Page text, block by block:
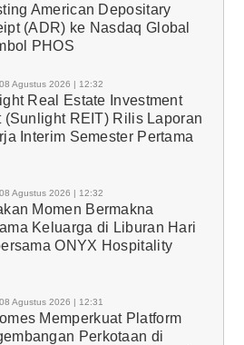
American Depositary
(ADR) ke Nasdaq Global
PHOS
Agustus 2026 | 12:32
Real Estate Investment
(Sunlight REIT) Rilis Laporan
Interim Semester Pertama
Agustus 2026 | 12:32
Momen Bermakna
Keluarga di Liburan Hari
ONYX Hospitality
Agustus 2026 | 12:31
Memperkuat Platform
Perkotaan di